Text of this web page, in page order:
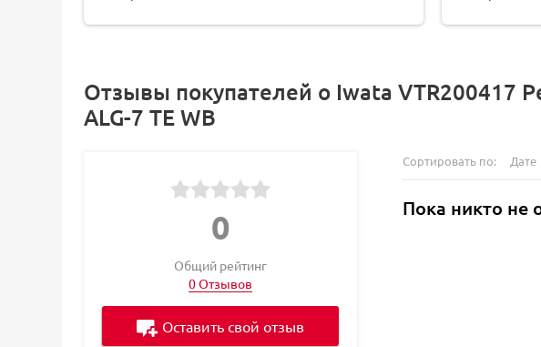
Отзывы покупателей о Iwata VTR200417
ALG-7 TE WB
0
Общий рейтинг
0 Отзывов
Оставить свой отзыв
Сортировать по: Дате
Пока никто не